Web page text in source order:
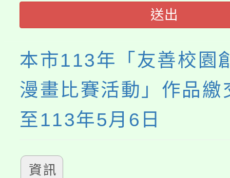
心理、諮商輔導、社會
系所師生報名參加。
門員」簡章及活動海報
送出
本市113年「友善校園
漫畫比賽活動」作品繳
至113年5月6日
資訊